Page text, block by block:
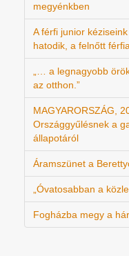
megyénkben
A férfi junior
hatodik, a felnőtt
„… a legnagyobb
az otthon.”
MAGYARORSZÁG,
Országgyűlésnek a
állapotáról
Áramszünet a
„Óvatosabban a
Fogházba megy a